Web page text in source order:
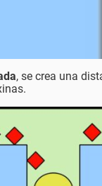
, se crea una